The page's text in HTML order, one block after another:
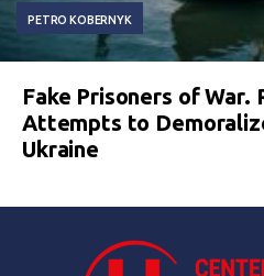
PETRO KOBERNYK
Fake Prisoners of War.
Attempts to
Ukraine